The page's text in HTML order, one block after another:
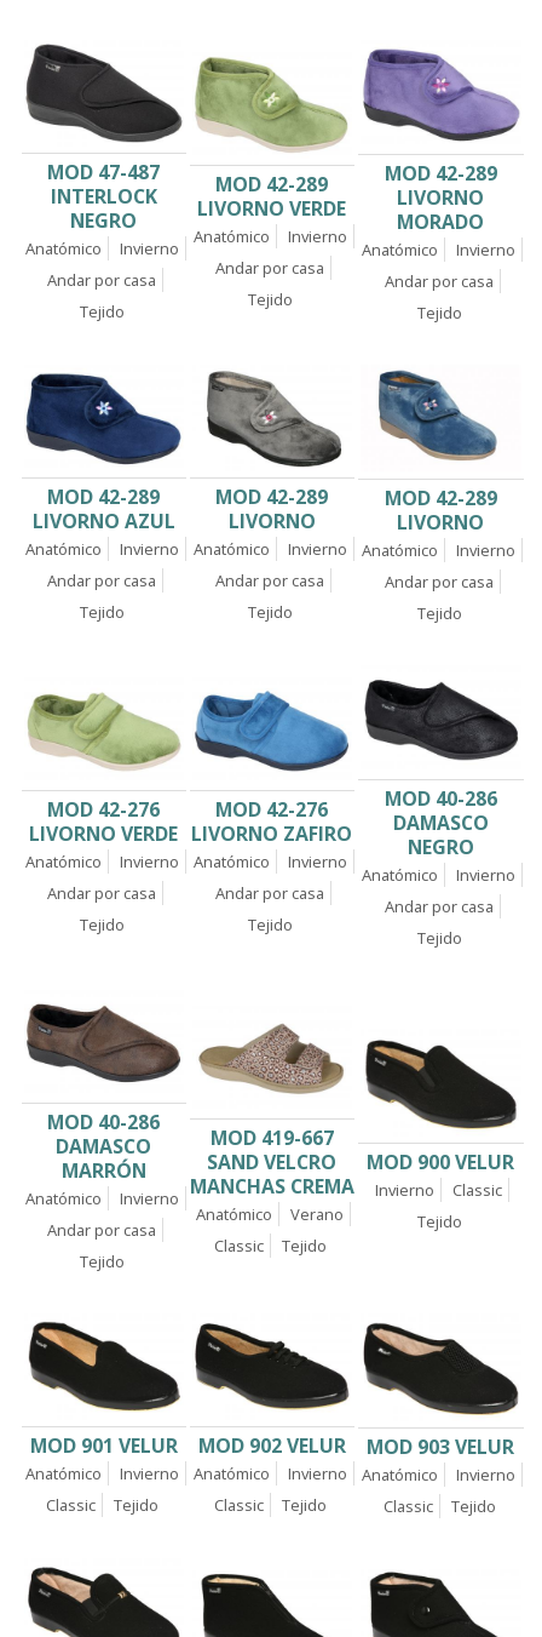
MOD 47-487
INTERLOCK
NEGRO
Anatómico
Invierno
Andar por casa
Tejido
MOD 42-289
LIVORNO VERDE
Anatómico
Invierno
Andar por casa
Tejido
MOD 42-289
LIVORNO
MORADO
Anatómico
Invierno
Andar por casa
Tejido
MOD 42-289
LIVORNO AZUL
Anatómico
Invierno
Andar por casa
Tejido
MOD 42-289
LIVORNO
Anatómico
Invierno
Andar por casa
Tejido
MOD 42-289
LIVORNO
Anatómico
Invierno
Andar por casa
Tejido
MOD 42-276
LIVORNO VERDE
Anatómico
Invierno
Andar por casa
Tejido
MOD 42-276
LIVORNO ZAFIRO
Anatómico
Invierno
Andar por casa
Tejido
MOD 40-286
DAMASCO
NEGRO
Anatómico
Invierno
Andar por casa
Tejido
MOD 40-286
DAMASCO
MARRÓN
Anatómico
Invierno
Andar por casa
Tejido
MOD 419-667
SAND VELCRO
MANCHAS CREMA
Anatómico
Verano
Classic
Tejido
MOD 900 VELUR
Invierno
Classic
Tejido
MOD 901 VELUR
Anatómico
Invierno
Classic
Tejido
MOD 902 VELUR
Anatómico
Invierno
Classic
Tejido
MOD 903 VELUR
Anatómico
Invierno
Classic
Tejido